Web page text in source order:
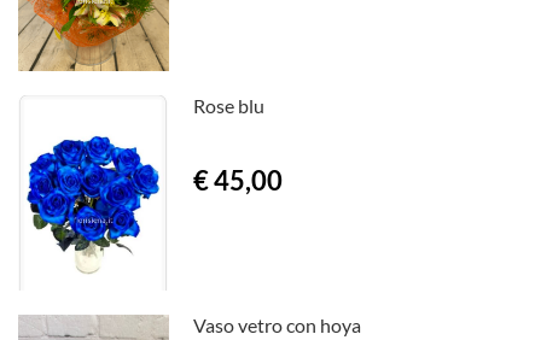
Rose blu
€ 45,00
Vaso vetro con hoya